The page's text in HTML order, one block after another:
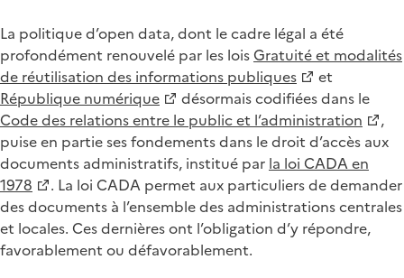
La politique d’open data, dont le cadre légal a été
profondément renouvelé par les loisGratuité et modalités
de réutilisation des informations publiques
et
République numérique
désormais codifiées dans le
Code des relations entre le public et l’administration
,
puise en partie ses fondements dans le droit d’accès aux
documents administratifs, institué par la loi CADA en
1978
. La loi CADA permet aux particuliers de demander
des documents à l’ensemble des administrations centrales
et locales. Ces dernières ont l’obligation d’y répondre,
favorablement ou défavorablement.